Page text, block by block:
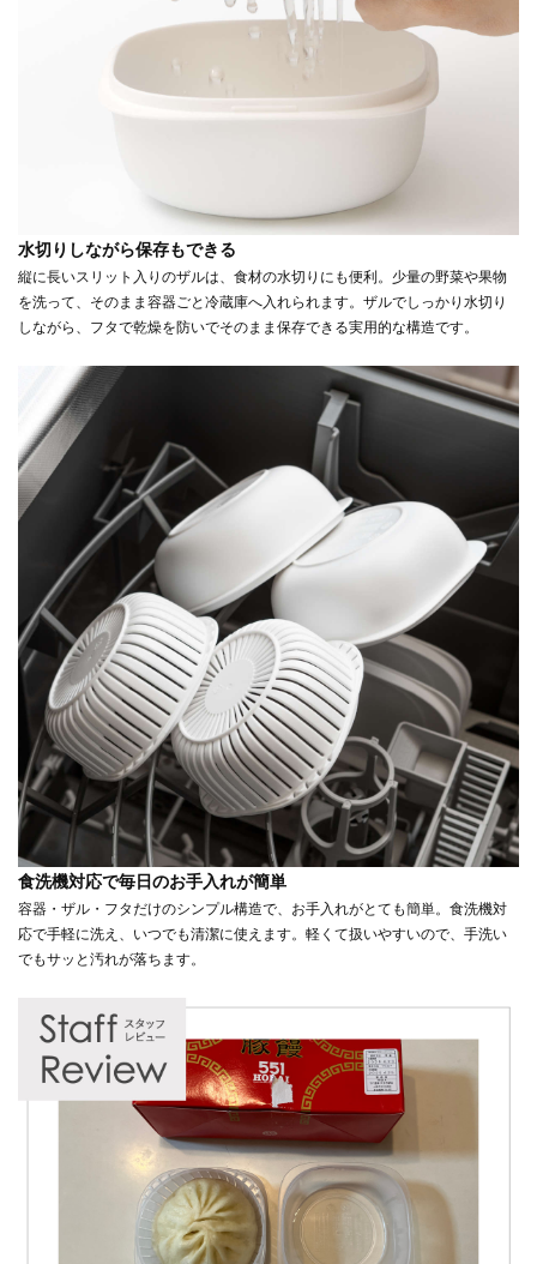
水切りしながら保存もできる
縦に長いスリット入りのザルは、食材の水切りにも便利。少量の野菜や果物
を洗って、そのまま容器ごと冷蔵庫へ入れられます。ザルでしっかり水切り
しながら、フタで乾燥を防いでそのまま保存できる実用的な構造です。
食洗機対応で毎日のお手入れが簡単
容器・ザル・フタだけのシンプル構造で、お手入れがとても簡単。食洗機対
応で手軽に洗え、いつでも清潔に使えます。軽くて扱いやすいので、手洗い
でもサッと汚れが落ちます。